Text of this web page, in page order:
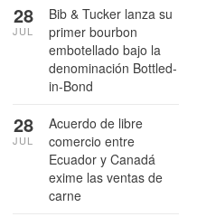
Bib & Tucker lanza su
primer bourbon
embotellado bajo la
denominación Bottled-
in-Bond
28
JUL
Acuerdo de libre
comercio entre
Ecuador y Canadá
exime las ventas de
carne
28
JUL